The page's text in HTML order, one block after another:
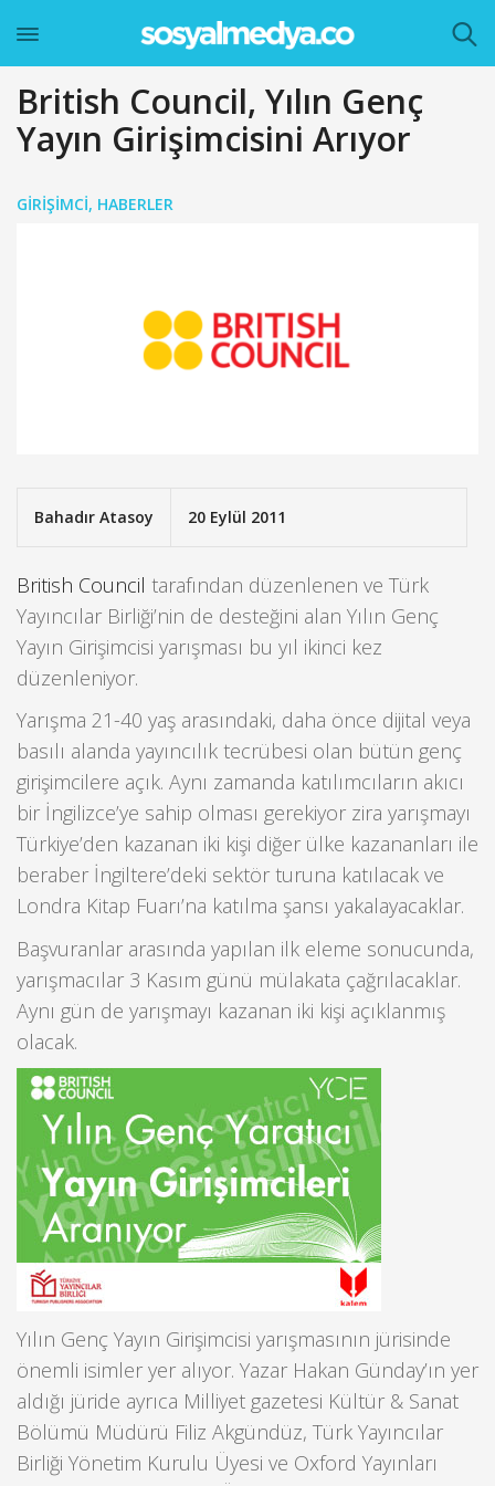
British Council, Yılın Genç
Yayın Girişimcisini Arıyor
GIRIŞIMCI, HABERLER
Bahadır Atasoy 20 Eylül 2011
British Council tarafından düzenlenen ve Türk
Yayıncılar Birliği’nin de desteğini alan Yılın Genç
Yayın Girişimcisi yarışması bu yıl ikinci kez
düzenleniyor.
Yarışma 21-40 yaş arasındaki, daha önce dijital veya
basılı alanda yayıncılık tecrübesi olan bütün genç
girişimcilere açık. Aynı zamanda katılımcıların akıcı
bir İngilizce’ye sahip olması gerekiyor zira yarışmayı
Türkiye’den kazanan iki kişi diğer ülke kazananları ile
beraber İngiltere’deki sektör turuna katılacak ve
Londra Kitap Fuarı’na katılma şansı yakalayacaklar.
Başvuranlar arasında yapılan ilk eleme sonucunda,
yarışmacılar 3 Kasım günü mülakata çağrılacaklar.
Aynı gün de yarışmayı kazanan iki kişi açıklanmış
olacak.
Yılın Genç Yayın Girişimcisi yarışmasının jürisinde
önemli isimler yer alıyor. Yazar Hakan Günday’ın yer
aldığı jüride ayrıca Milliyet gazetesi Kültür & Sanat
Bölümü Müdürü Filiz Akgündüz, Türk Yayıncılar
Birliği Yönetim Kurulu Üyesi ve Oxford Yayınları